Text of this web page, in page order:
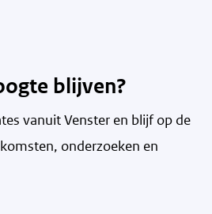
blijven?
vanuit Venster en blijf op de
onderzoeken en